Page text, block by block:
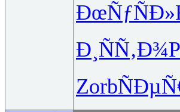
ÐœÑƒÑÐ»
Ð¸ÑÑ‚Ð¾
Zorb